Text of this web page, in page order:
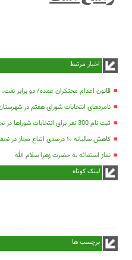
اخبار مرتبط
قانون اعدام محتکران عمده/ دو برابر
نامزدهای انتخابات شورای هفتم در
ثبت نام 300 نفر برای انتخابات شوراها در نجف آباد
کاهش سالیانه ۱۰ درصدی اتباع مجاز در نجف آباد
نماز استغاثه به حضرت زهرا سلام الله
لینک کوتاه
برچسب ها